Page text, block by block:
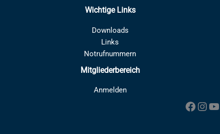
Wichtige Links
Downloads
Links
Notrufnummern
Mitgliederbereich
Anmelden